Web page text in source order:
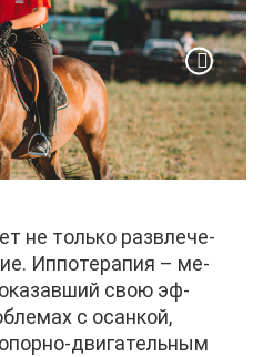
не толь­ко раз­вле­че­
Ип­по­те­ра­пия – ме­
свою эф­
с осан­кой,
дви­га­тель­ным